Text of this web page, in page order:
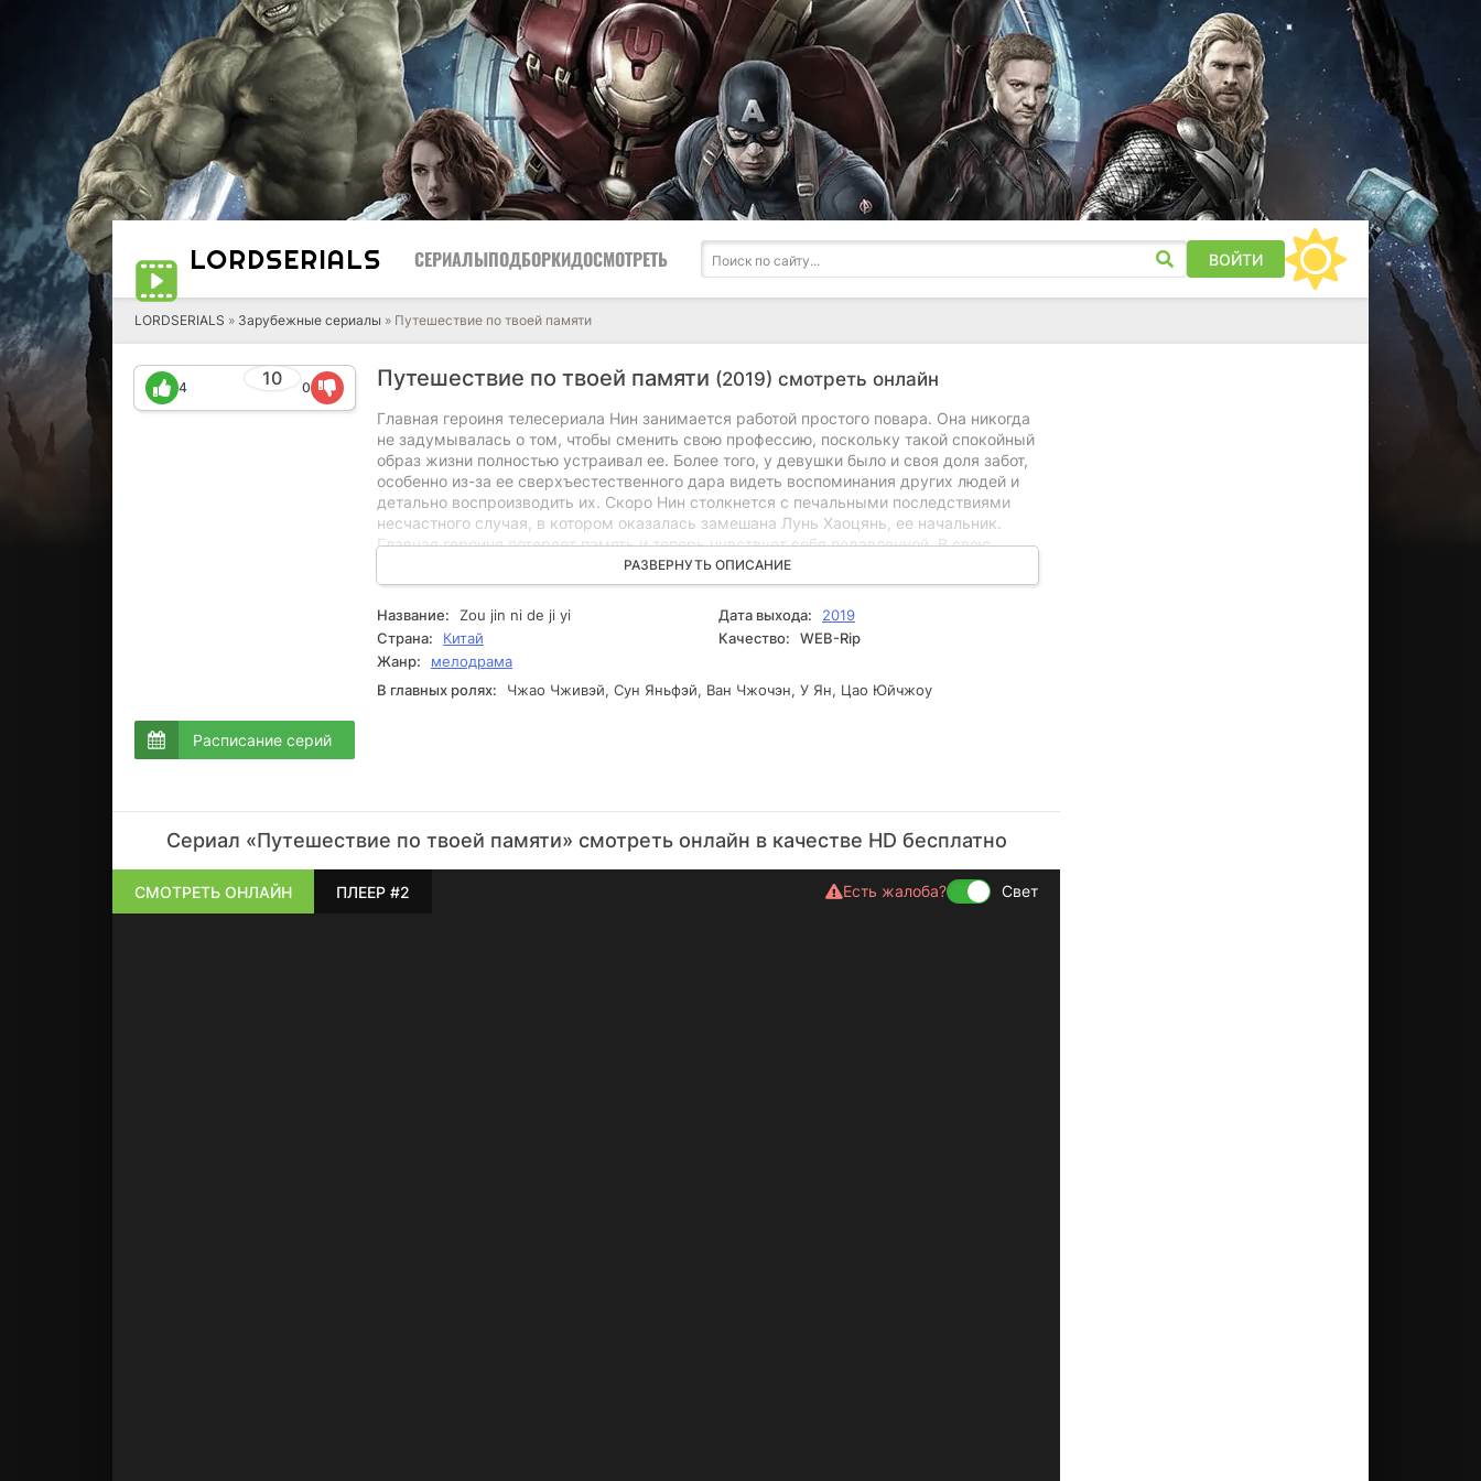
LORDSERIALS СЕРИАЛЫПОДБОРКИДОСМОТРЕТЬ ВОЙТИ
LORDSERIALS » Зарубежные сериалы » Путешествие по твоей памяти
Путешествие по твоей памяти (2019) смотреть онлайн
10
4 0
Расписание серий
Главная героиня телесериала Нин занимается работой простого повара. Она никогда
не задумывалась о том, чтобы сменить свою профессию, поскольку такой спокойный
образ жизни полностью устраивал ее. Более того, у девушки было и своя доля забот,
особенно из-за ее сверхъестественного дара видеть воспоминания других людей и
детально воспроизводить их. Скоро Нин столкнется с печальными последствиями
несчастного случая, в котором оказалась замешана Лунь Хаоцянь, ее начальник.
Главная героиня потеряет память и теперь чувствует себя подавленной. В свою
очередь, Нин решает воспользоваться своими невероятными способностями, чтобы
помочь Нун вернуться к прежней жизни и восстановить потерянные воспоминания.
Однако какая цель преследует главная героиня своими действиями? Некоторые
могут подумать, что она выгодно использует ситуацию для помощи своему
начальнику. Однако вскоре становится ясно, что у Нин просто доброе сердце.
РАЗВЕРНУТЬ ОПИСАНИЕ
Название: Zou jin ni de ji yi Дата выхода:
2019
Страна:
Китай Качество:
WEB-Rip
Жанр:
мелодрама
В главных ролях:
Чжао Чживэй, Сун Яньфэй, Ван Чжочэн, У Ян, Цао Юйчжоу
Сериал «Путешествие по твоей памяти» смотреть онлайн в качестве HD бесплатно
СМОТРЕТЬ ОНЛАЙН ПЛЕЕР #2 Есть жалоба? Свет